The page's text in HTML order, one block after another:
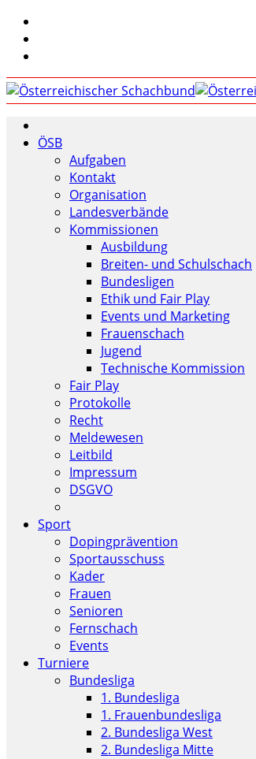
ÖSB
Aufgaben
Kontakt
Organisation
Landesverbände
Kommissionen
Ausbildung
Breiten- und Schulschach
Bundesligen
Ethik und Fair Play
Events und Marketing
Frauenschach
Jugend
Technische Kommission
Fair Play
Protokolle
Recht
Meldewesen
Leitbild
Impressum
DSGVO
Sport
Dopingprävention
Sportausschuss
Kader
Frauen
Senioren
Fernschach
Events
Turniere
Bundesliga
1. Bundesliga
1. Frauenbundesliga
2. Bundesliga West
2. Bundesliga Mitte